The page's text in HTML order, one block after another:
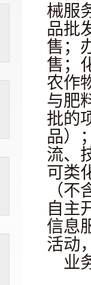
械服
品批
售；
售；
农作
与肥
批的
品）
流、
可类
（
自主
信息
活动
业